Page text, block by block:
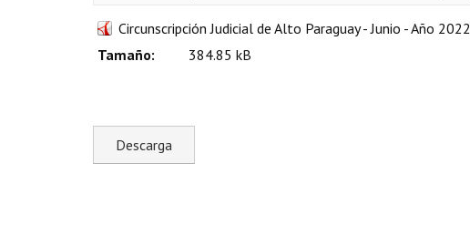
Circunscripción Judicial de Alto Paraguay - Junio - Año 2022
Tamaño:
384.85 kB